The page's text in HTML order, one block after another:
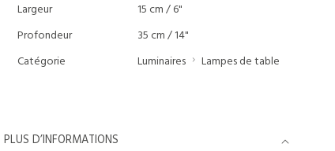
Largeur
15 cm / 6"
Profondeur
35 cm / 14"
Catégorie
Luminaires Lampes de table
PLUS D’INFORMATIONS